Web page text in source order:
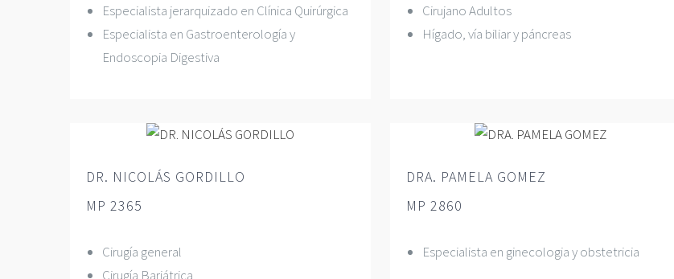
Especialista jerarquizado en Clínica Quirúrgica
Especialista en Gastroenterología y
Endoscopia Digestiva
Cirujano Adultos
Hígado, vía biliar y páncreas
DR. NICOLÁS GORDILLO
MP 2365
Cirugía general
Cirugía Bariátrica
DRA. PAMELA GOMEZ
MP 2860
Especialista en ginecologia y obstetricia